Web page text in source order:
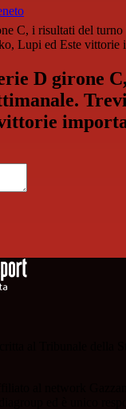
C, i risultati del turno
Lupi ed Este vittorie
D girone